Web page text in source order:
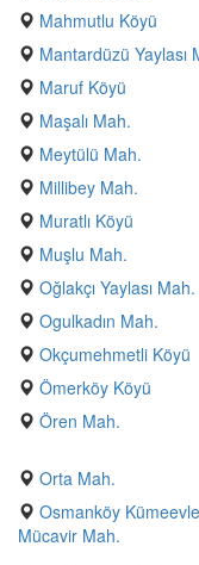
Mahmutlu Köyü
Mantardüzü Yaylası
Maruf Köyü
Maşalı Mah.
Meytülü Mah.
Millibey Mah.
Muratlı Köyü
Muşlu Mah.
Oğlakçı Yaylası Mah.
Ogulkadın Mah.
Okçumehmetli Köyü
Ömerköy Köyü
Ören Mah.
Orta Mah.
Osmanköy
Mücavir Mah.